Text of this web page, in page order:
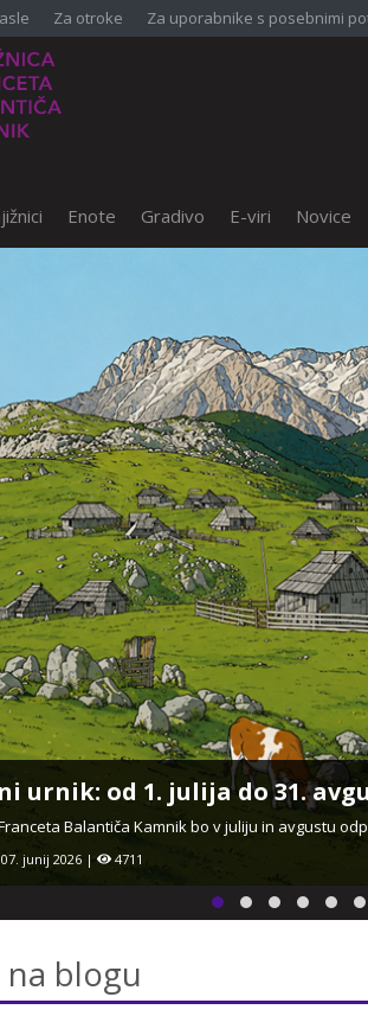
Za otroke Za uporabnike s posebnimi
Enote Gradivo E-viri Novice
potujoče knjižnice od
potujoče knjižnice od septembra 2026 do
julij 2026 | 1656
na blogu